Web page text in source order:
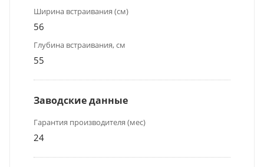
Ширина встраивания (см)
56
Глубина встраивания, см
55
Заводские данные
Гарантия производителя (мес)
24